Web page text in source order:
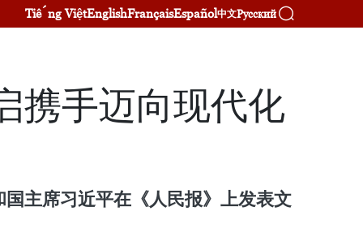
Tiếng ViệtEnglishFrançaisEspañol中文Русский
携手迈向现代化
主席习近平在《人民报》上发表文